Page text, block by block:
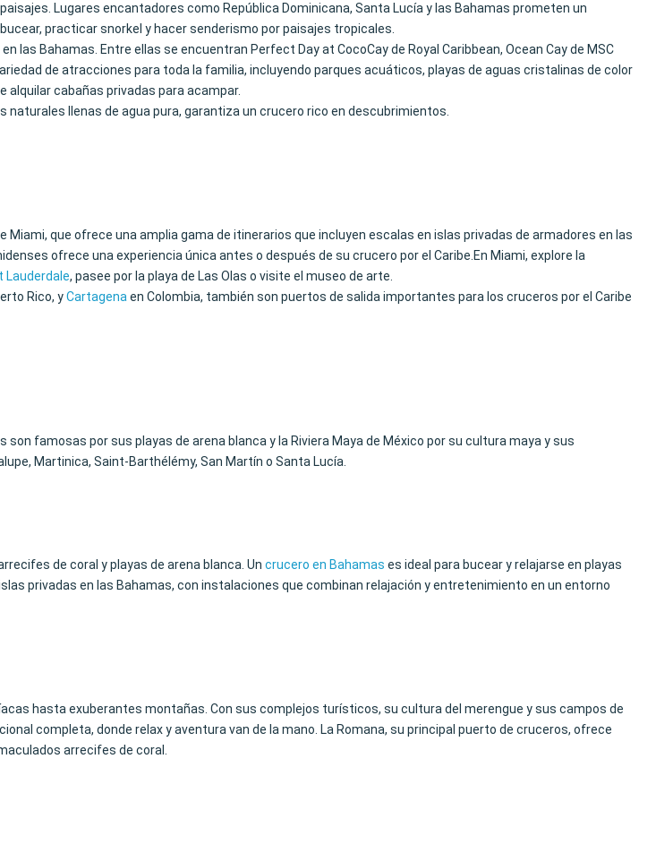
Lugares encantadores como República Dominicana, Santa Lucía y las Bahamas prometen un
practicar snorkel y hacer senderismo por paisajes tropicales.
las Bahamas. Entre ellas se encuentran Perfect Day at CocoCay de Royal Caribbean, Ocean Cay de MSC
de atracciones para toda la familia, incluyendo parques acuáticos, playas de aguas cristalinas de color
cabañas privadas para acampar.
llenas de agua pura, garantiza un crucero rico en descubrimientos.
que ofrece una amplia gama de itinerarios que incluyen escalas en islas privadas de armadores en las
ofrece una experiencia única antes o después de su crucero por el Caribe.En Miami, explore la
Lauderdale, pasee por la playa de Las Olas o visite el museo de arte.
Rico, yCartagena en Colombia, también son puertos de salida importantes para los cruceros por el Caribe
famosas por sus playas de arena blanca y la Riviera Maya de México por su cultura maya y sus
Martinica, Saint-Barthélémy, San Martín o Santa Lucía.
de coral y playas de arena blanca. Un crucero en Bahamas es ideal para bucear y relajarse en playas
privadas en las Bahamas, con instalaciones que combinan relajación y entretenimiento en un entorno
hasta exuberantes montañas. Con sus complejos turísticos, su cultura del merengue y sus campos de
completa, donde relax y aventura van de la mano. La Romana, su principal puerto de cruceros, ofrece
arrecifes de coral.